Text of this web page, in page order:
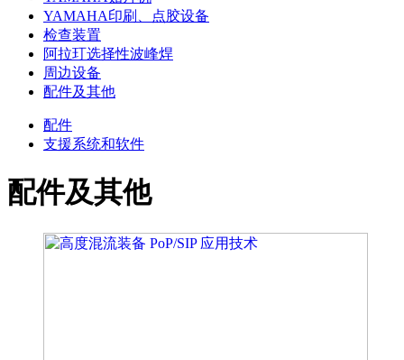
YAMAHA印刷、点胶设备
检查装置
阿拉玎选择性波峰焊
周边设备
配件及其他
配件
支援系统和软件
配件及其他